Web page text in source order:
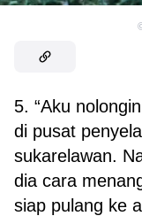
5. “Aku
di pusat
sukarelawan.
dia cara
siap pulang ke